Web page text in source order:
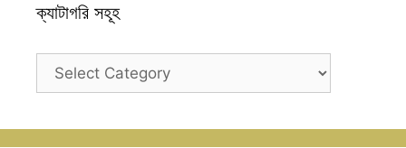
ক্যাটাগরি সহূহ
ক্যাটাগরি